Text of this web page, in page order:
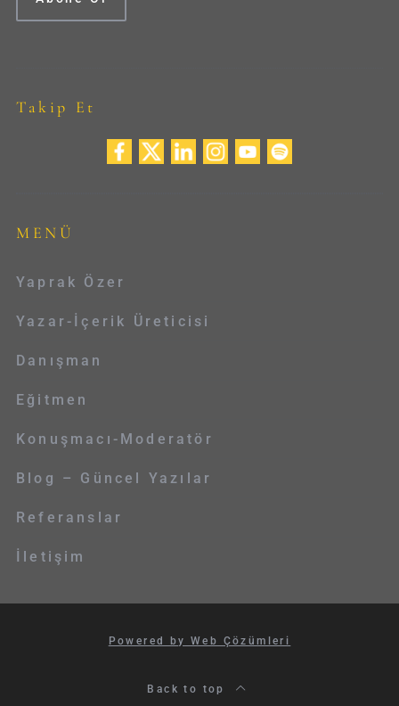
Takip Et
MENÜ
Yaprak Özer
Yazar-İçerik Üreticisi
Danışman
Eğitmen
Konuşmacı-Moderatör
Blog – Güncel Yazılar
Referanslar
İletişim
Powered by Web Çözümleri
Back to top